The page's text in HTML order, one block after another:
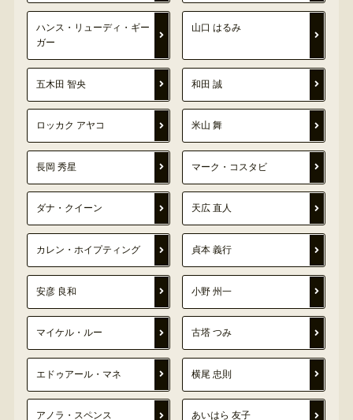
ハンス・リューディ・ギー
ガー
山口 はるみ
五木田 智央 和田 誠
ロッカク アヤコ 米山 舞
長岡 秀星 マーク・コスタビ
ダナ・クイーン 天広 直人
カレン・ホイプティング 貞本 義行
安彦 良和 小野 州一
マイケル・ルー 古塔 つみ
エドゥアール・マネ 横尾 忠則
アノラ・スペンス あいはら 友子